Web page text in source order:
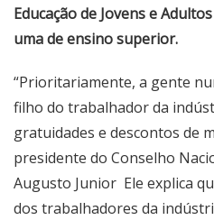
Educação de Jovens e
uma de ensino superior.
“Prioritariamente, a gente
filho do trabalhador da
gratuidades e descontos de
presidente do Conselho
Augusto Junior Ele explica
dos trabalhadores da